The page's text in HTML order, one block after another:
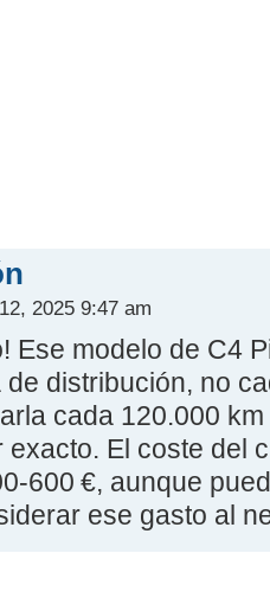
2025 9:47 am
Ese modelo de C4
distribución, no
cada 120.000
exacto. El coste del
600 €, aunque
ese gasto al